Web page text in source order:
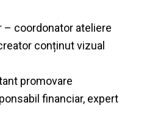
– coordonator ateliere
conținut vizual
promovare
financiar, expert